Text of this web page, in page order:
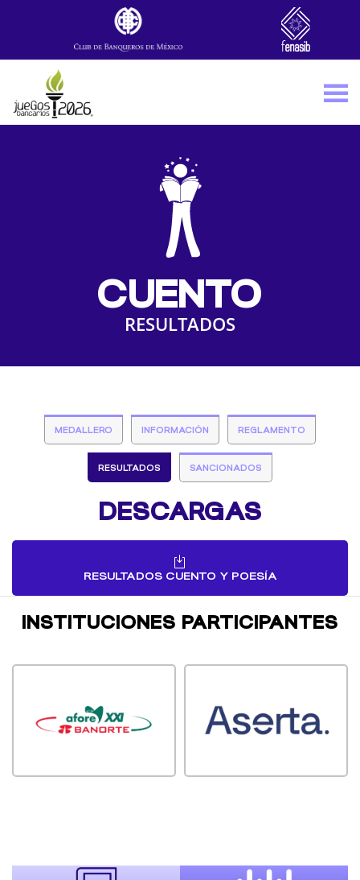
Skip to main content
CUENTO
RESULTADOS
MEDALLERO INFORMACIÓN REGLAMENTO
RESULTADOS SANCIONADOS
DESCARGAS
RESULTADOS CUENTO Y POESÍA
INSTITUCIONES PARTICIPANTES